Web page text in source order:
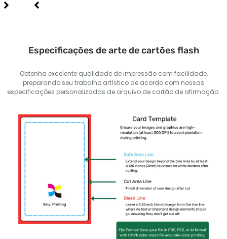
Especificações de arte de cartões flash
Obtenha excelente qualidade de impressão com facilidade,
preparando seu trabalho artístico de acordo com nossas
especificações personalizadas de arquivo de cartão de afirmação.